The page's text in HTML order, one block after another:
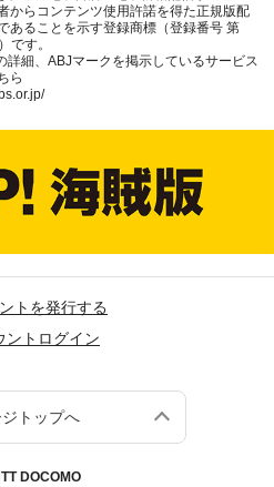
からコンテンツ使用許諾を得た正規版配
あることを示す登録商標（登録番号 第
です。
詳細、ABJマークを掲示しているサービス
ら
トを発行する
ントログイン
トップへ
DOCOMO